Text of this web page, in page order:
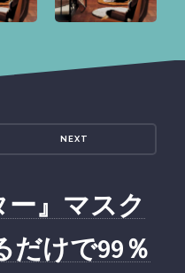
NEXT
』マスク
だけで99％